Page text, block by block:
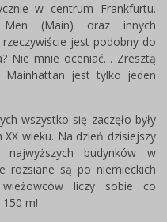
w centrum Frankfurtu.
(Main) oraz innych
jest podobny do
Nie mnie oceniać… Zresztą
jest tylko jeden
wszystko się zaczęło były
wieku. Na dzień dzisiejszy
budynków w
rozsiane są po niemieckich
liczy sobie co
m!